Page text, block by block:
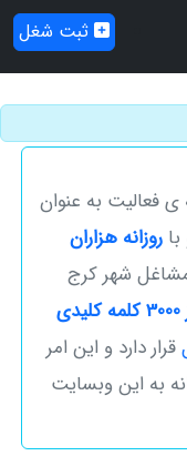
ثبت شغل
روزانه هزاران
مشاغل شهر کرج
قرار دارد و این امر
به این وبسایت